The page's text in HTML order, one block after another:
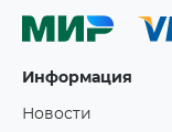
Информация
Новости